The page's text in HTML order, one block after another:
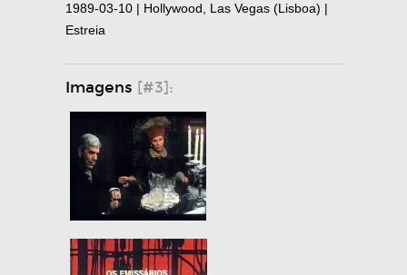
1989-03-10 | Hollywood, Las Vegas (Lisboa) |
Estreia
Imagens [#3]: